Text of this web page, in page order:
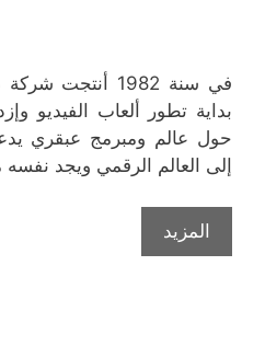
بداية تطور ألعاب الفيديو
حول عالم ومبرمج عبقري
إلى العالم الرقمي ويجد
المزيد